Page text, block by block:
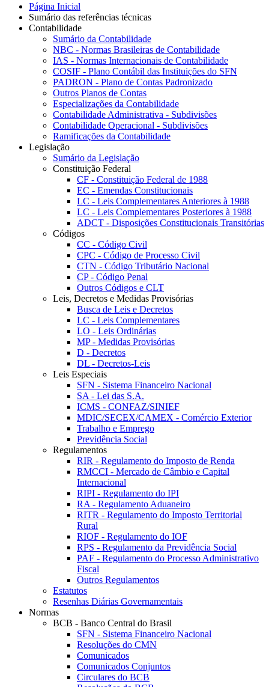
Página Inicial
Sumário das referências técnicas
Contabilidade
Sumário da Contabilidade
NBC - Normas Brasileiras de Contabilidade
IAS - Normas Internacionais de Contabilidade
COSIF - Plano Contábil das Instituições do SFN
PADRON - Plano de Contas Padronizado
Outros Planos de Contas
Especializações da Contabilidade
Contabilidade Administrativa - Subdivisões
Contabilidade Operacional - Subdivisões
Ramificações da Contabilidade
Legislação
Sumário da Legislação
Constituição Federal
CF - Constituição Federal de 1988
EC - Emendas Constitucionais
LC - Leis Complementares Anteriores à 1988
LC - Leis Complementares Posteriores à 1988
ADCT - Disposições Constitucionais Transitórias
Códigos
CC - Código Civil
CPC - Código de Processo Civil
CTN - Código Tributário Nacional
CP - Código Penal
Outros Códigos e CLT
Leis, Decretos e Medidas Provisórias
Busca de Leis e Decretos
LC - Leis Complementares
LO - Leis Ordinárias
MP - Medidas Provisórias
D - Decretos
DL - Decretos-Leis
Leis Especiais
SFN - Sistema Financeiro Nacional
SA - Lei das S.A.
ICMS - CONFAZ/SINIEF
MDIC/SECEX/CAMEX - Comércio Exterior
Trabalho e Emprego
Previdência Social
Regulamentos
RIR - Regulamento do Imposto de Renda
RMCCI - Mercado de Câmbio e Capital
Internacional
RIPI - Regulamento do IPI
RA - Regulamento Aduaneiro
RITR - Regulamento do Imposto Territorial
Rural
RIOF - Regulamento do IOF
RPS - Regulamento da Previdência Social
PAF - Regulamento do Processo Administrativo
Fiscal
Outros Regulamentos
Estatutos
Resenhas Diárias Governamentais
Normas
BCB - Banco Central do Brasil
SFN - Sistema Financeiro Nacional
Resoluções do CMN
Comunicados
Comunicados Conjuntos
Circulares do BCB